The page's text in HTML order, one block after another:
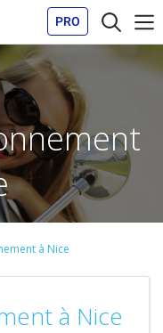
PRO
à Nice
à Nice